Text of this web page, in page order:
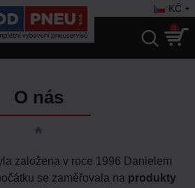
KČ
0
O nás
založena v roce 1996 Danielem
se zaměřovala na produkty